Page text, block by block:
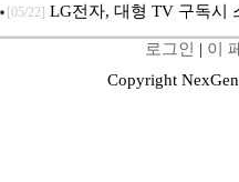
세대 AI 보안 플랫폼 구축
[05/22] LG전자, 대형 TV 구독시
로그인 | 이
Copyright